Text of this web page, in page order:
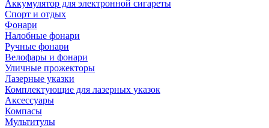
Аккумулятор для электронной сигареты
Спорт и отдых
Фонари
Налобные фонари
Ручные фонари
Велофары и фонари
Уличные прожекторы
Лазерные указки
Комплектующие для лазерных указок
Аксессуары
Компасы
Мультитулы